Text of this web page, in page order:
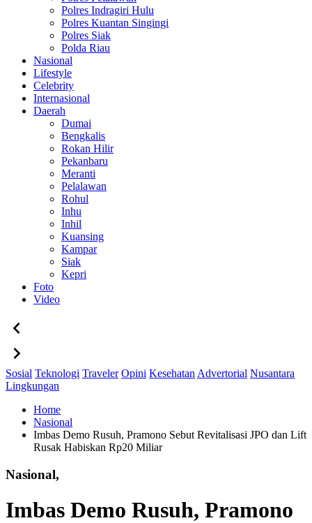
Polres Indragiri Hulu
Polres Kuantan Singingi
Polres Siak
Polda Riau
Nasional
Lifestyle
Celebrity
Internasional
Daerah
Dumai
Bengkalis
Rokan Hilir
Pekanbaru
Meranti
Pelalawan
Rohul
Inhu
Inhil
Kuansing
Kampar
Siak
Kepri
Foto
Video
Sosial Teknologi Traveler Opini Kesehatan Advertorial Nusantara
Lingkungan
Home
Nasional
Imbas Demo Rusuh, Pramono Sebut Revitalisasi JPO dan Lift
Rusak Habiskan Rp20 Miliar
Nasional,
Imbas Demo Rusuh, Pramono